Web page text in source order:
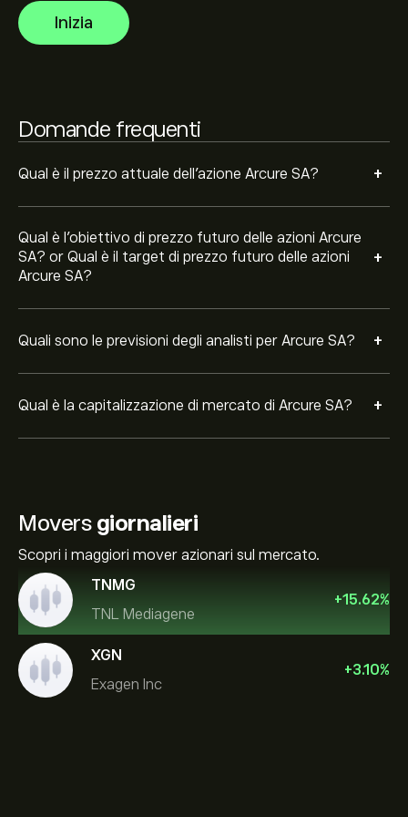
Inizia
Domande frequenti
Qual è il prezzo attuale dell'azione Arcure SA? +
Qual è l'obiettivo di prezzo futuro delle azioni Arcure
SA? or Qual è il target di prezzo futuro delle azioni
Arcure SA?
+
Quali sono le previsioni degli analisti per Arcure SA? +
futuri movimenti dei prezzi.
Qual è la capitalizzazione di mercato di Arcure SA? +
La capitalizzazione di mercato di Arcure SA è 14.89M‎€‎
Movers giornalieri
Scopri i maggiori mover azionari sul mercato.
TNMG
TNL Mediagene
+15.62%
XGN
Exagen Inc
+3.10%